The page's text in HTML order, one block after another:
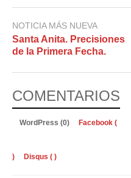
NOTICIA MÁS NUEVA
Santa Anita. Precisiones
de la Primera Fecha.
COMENTARIOS
WordPress (0) Facebook (
) Disqus ( )